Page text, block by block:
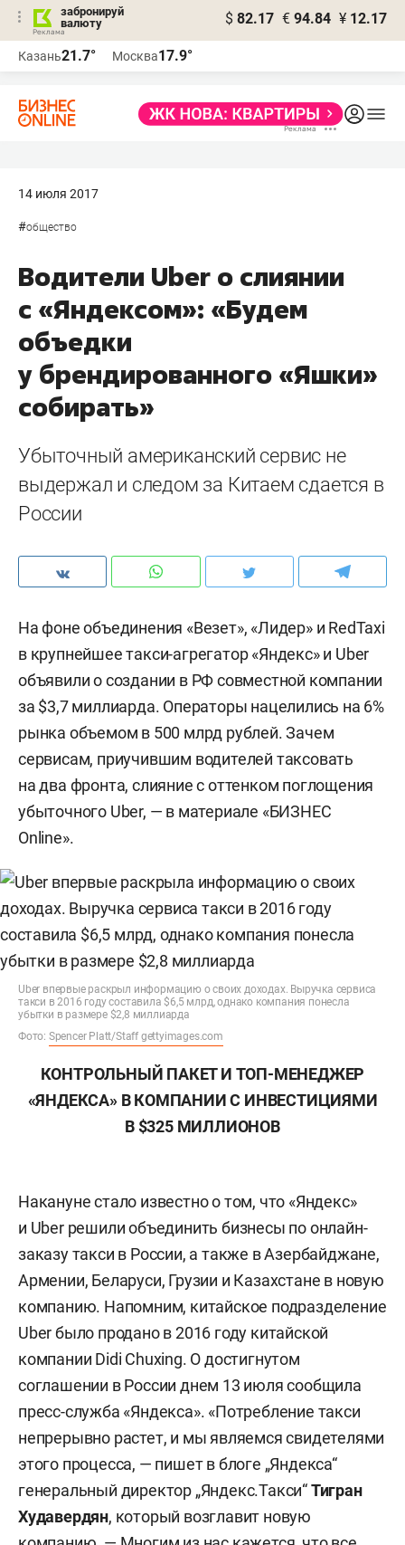
забронируй
валюту
$ 82.17 € 94.84 ¥ 12.17
Казань21.7° Москва17.9°
14 июля 2017
#общество
Водители Uber о слиянии
с «Яндексом»: «Будем
объедки
у брендированного «Яшки»
собирать»
Убыточный американский сервис не
выдержал и следом за Китаем сдается в
России
На фоне объединения «Везет», «Лидер» и RedTaxi
в крупнейшее такси-агрегатор «Яндекс» и Uber
объявили о создании в РФ совместной компании
за $3,7 миллиарда. Операторы нацелились на 6%
рынка объемом в 500 млрд рублей. Зачем
сервисам, приучившим водителей таксовать
на два фронта, слияние с оттенком поглощения
убыточного Uber, — в материале «БИЗНЕС
Online».
Uber впервые раскрыл информацию о своих доходах. Выручка сервиса
такси в 2016 году составила $6,5 млрд, однако компания понесла
убытки в размере $2,8 миллиарда
Фото: Spencer Platt/Staff gettyimages.com
КОНТРОЛЬНЫЙ ПАКЕТ И ТОП-МЕНЕДЖЕР
«ЯНДЕКСА» В КОМПАНИИ С ИНВЕСТИЦИЯМИ
В $325 МИЛЛИОНОВ
Накануне стало известно о том, что «Яндекс»
и Uber решили объединить бизнесы по онлайн-
заказу такси в России, а также в Азербайджане,
Армении, Беларуси, Грузии и Казахстане в новую
компанию. Напомним, китайское подразделение
Uber было продано в 2016 году китайской
компании Didi Chuxing. О достигнутом
соглашении в России днем 13 июля сообщила
пресс-служба «Яндекса». «Потребление такси
непрерывно растет, и мы являемся свидетелями
этого процесса, — пишет в блоге „Яндекса“
генеральный директор „Яндекс.Такси“Тигран
Худавердян, который возглавит новую